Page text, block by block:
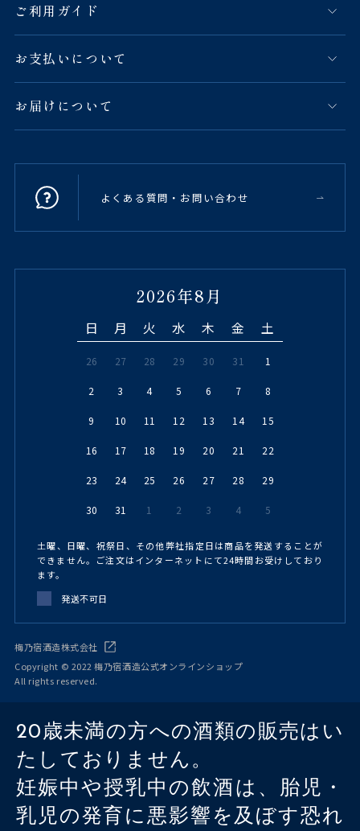
ご利用ガイド
お支払いについて
お届けについて
よくある質問・お問い合わせ
2026年8月
日 月 火 水 木 金 土
26 27 28 29 30 31 1
2 3 4 5 6 7 8
9 10 11 12 13 14 15
16 17 18 19 20 21 22
23 24 25 26 27 28 29
30 31 1 2 3 4 5
土曜、日曜、祝祭日、その他弊社指定日は商品を発送することが
できません。ご注文はインターネットにて24時間お受けしており
ます。
発送不可日
梅乃宿酒造株式会社
Copyright © 2022 梅乃宿酒造公式オンラインショップ
All rights reserved.
20歳未満の方への酒類の販売はい
たしておりません。
妊娠中や授乳中の飲酒は、胎児・
乳児の発育に悪影響を及ぼす恐れ